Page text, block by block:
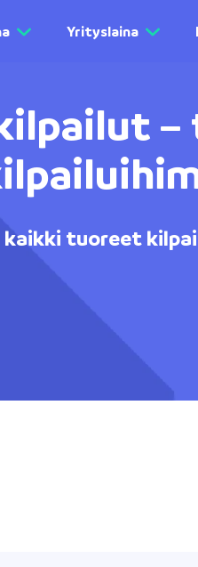
Yrityslaina
–
tuoreet